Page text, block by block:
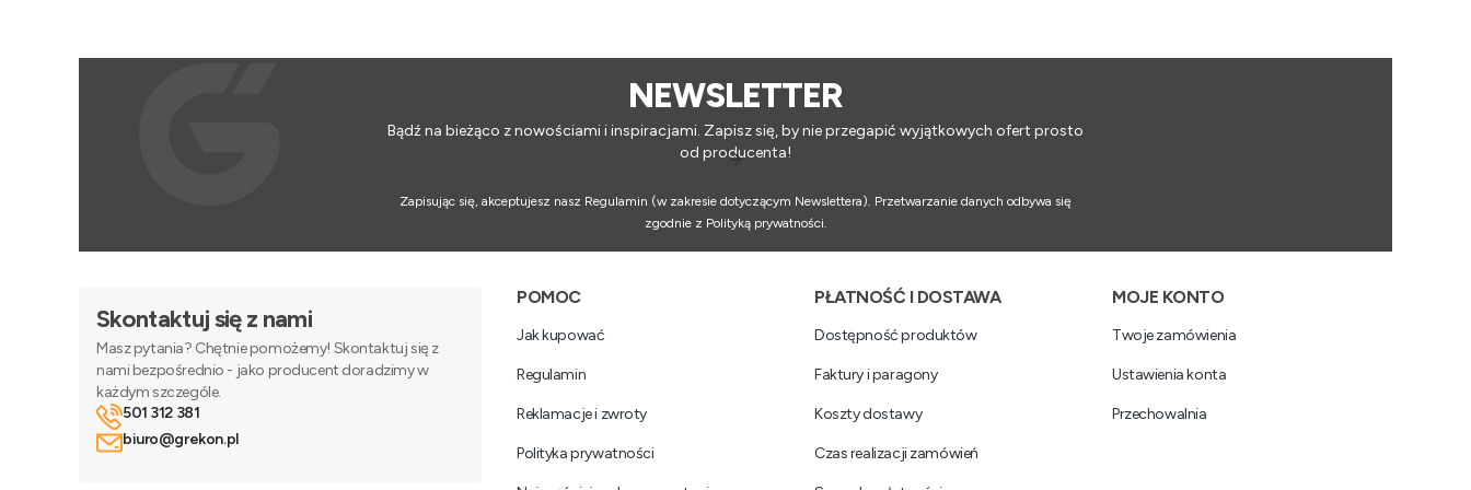
NEWSLETTER
Bądź na bieżąco z nowościami i inspiracjami. Zapisz się, by nie przegapić wyjątkowych ofert prosto
od producenta!
Zapisując się, akceptujesz nasz Regulamin (w zakresie dotyczącym Newslettera). Przetwarzanie danych odbywa się
zgodnie z Polityką prywatności.
Skontaktuj się z nami
Masz pytania? Chętnie pomożemy! Skontaktuj się z
nami bezpośrednio - jako producent doradzimy w
każdym szczególe.
501 312 381
biuro@grekon.pl
Linki w stopce
POMOC
Jak kupować
Regulamin
Reklamacje i zwroty
Polityka prywatności
PŁATNOŚĆ I DOSTAWA
Dostępność produktów
Faktury i paragony
Koszty dostawy
Czas realizacji zamówień
MOJE KONTO
Twoje zamówienia
Ustawienia konta
Przechowalnia